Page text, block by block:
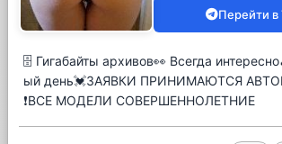
Перейти в
🗄 Гигабайты архивов👀 Всегда
ый день💓ЗАЯВКИ ПРИНИМАЮТСЯ
❗️ВСЕ МОДЕЛИ СОВЕРШЕННОЛЕТНИЕ